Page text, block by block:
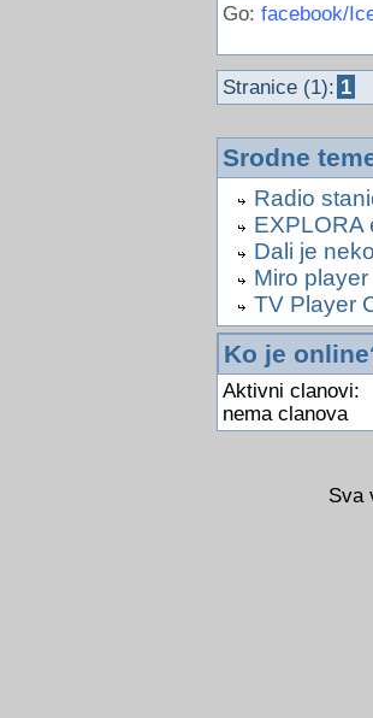
Go: facebook/
Stranice (1): 1
Srodne
Radio
EXPLORA
Dali je
Miro player
TV Player
Ko je
Aktivni clanovi:
nema clanova
Sva